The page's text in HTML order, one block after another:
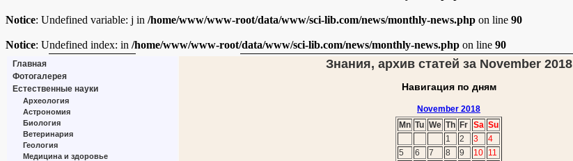
Notice: Undefined variable: j in /home/www/www-root/data/www/sci-lib.com/news/monthly-news.php on line 90
Notice: Undefined index: in /home/www/www-root/data/www/sci-lib.com/news/monthly-news.php on line 90
Главная
Фотогалерея
Естественные науки
Археология
Астрономия
Биология
Ветеринария
Геология
Медицина и здоровье
Знания, архив статей за November 2018
Навигация по дням
November 2018
Mn Tu We Th Fr Sa Su
1
2 3
4
5
6 7 8 9 10 11